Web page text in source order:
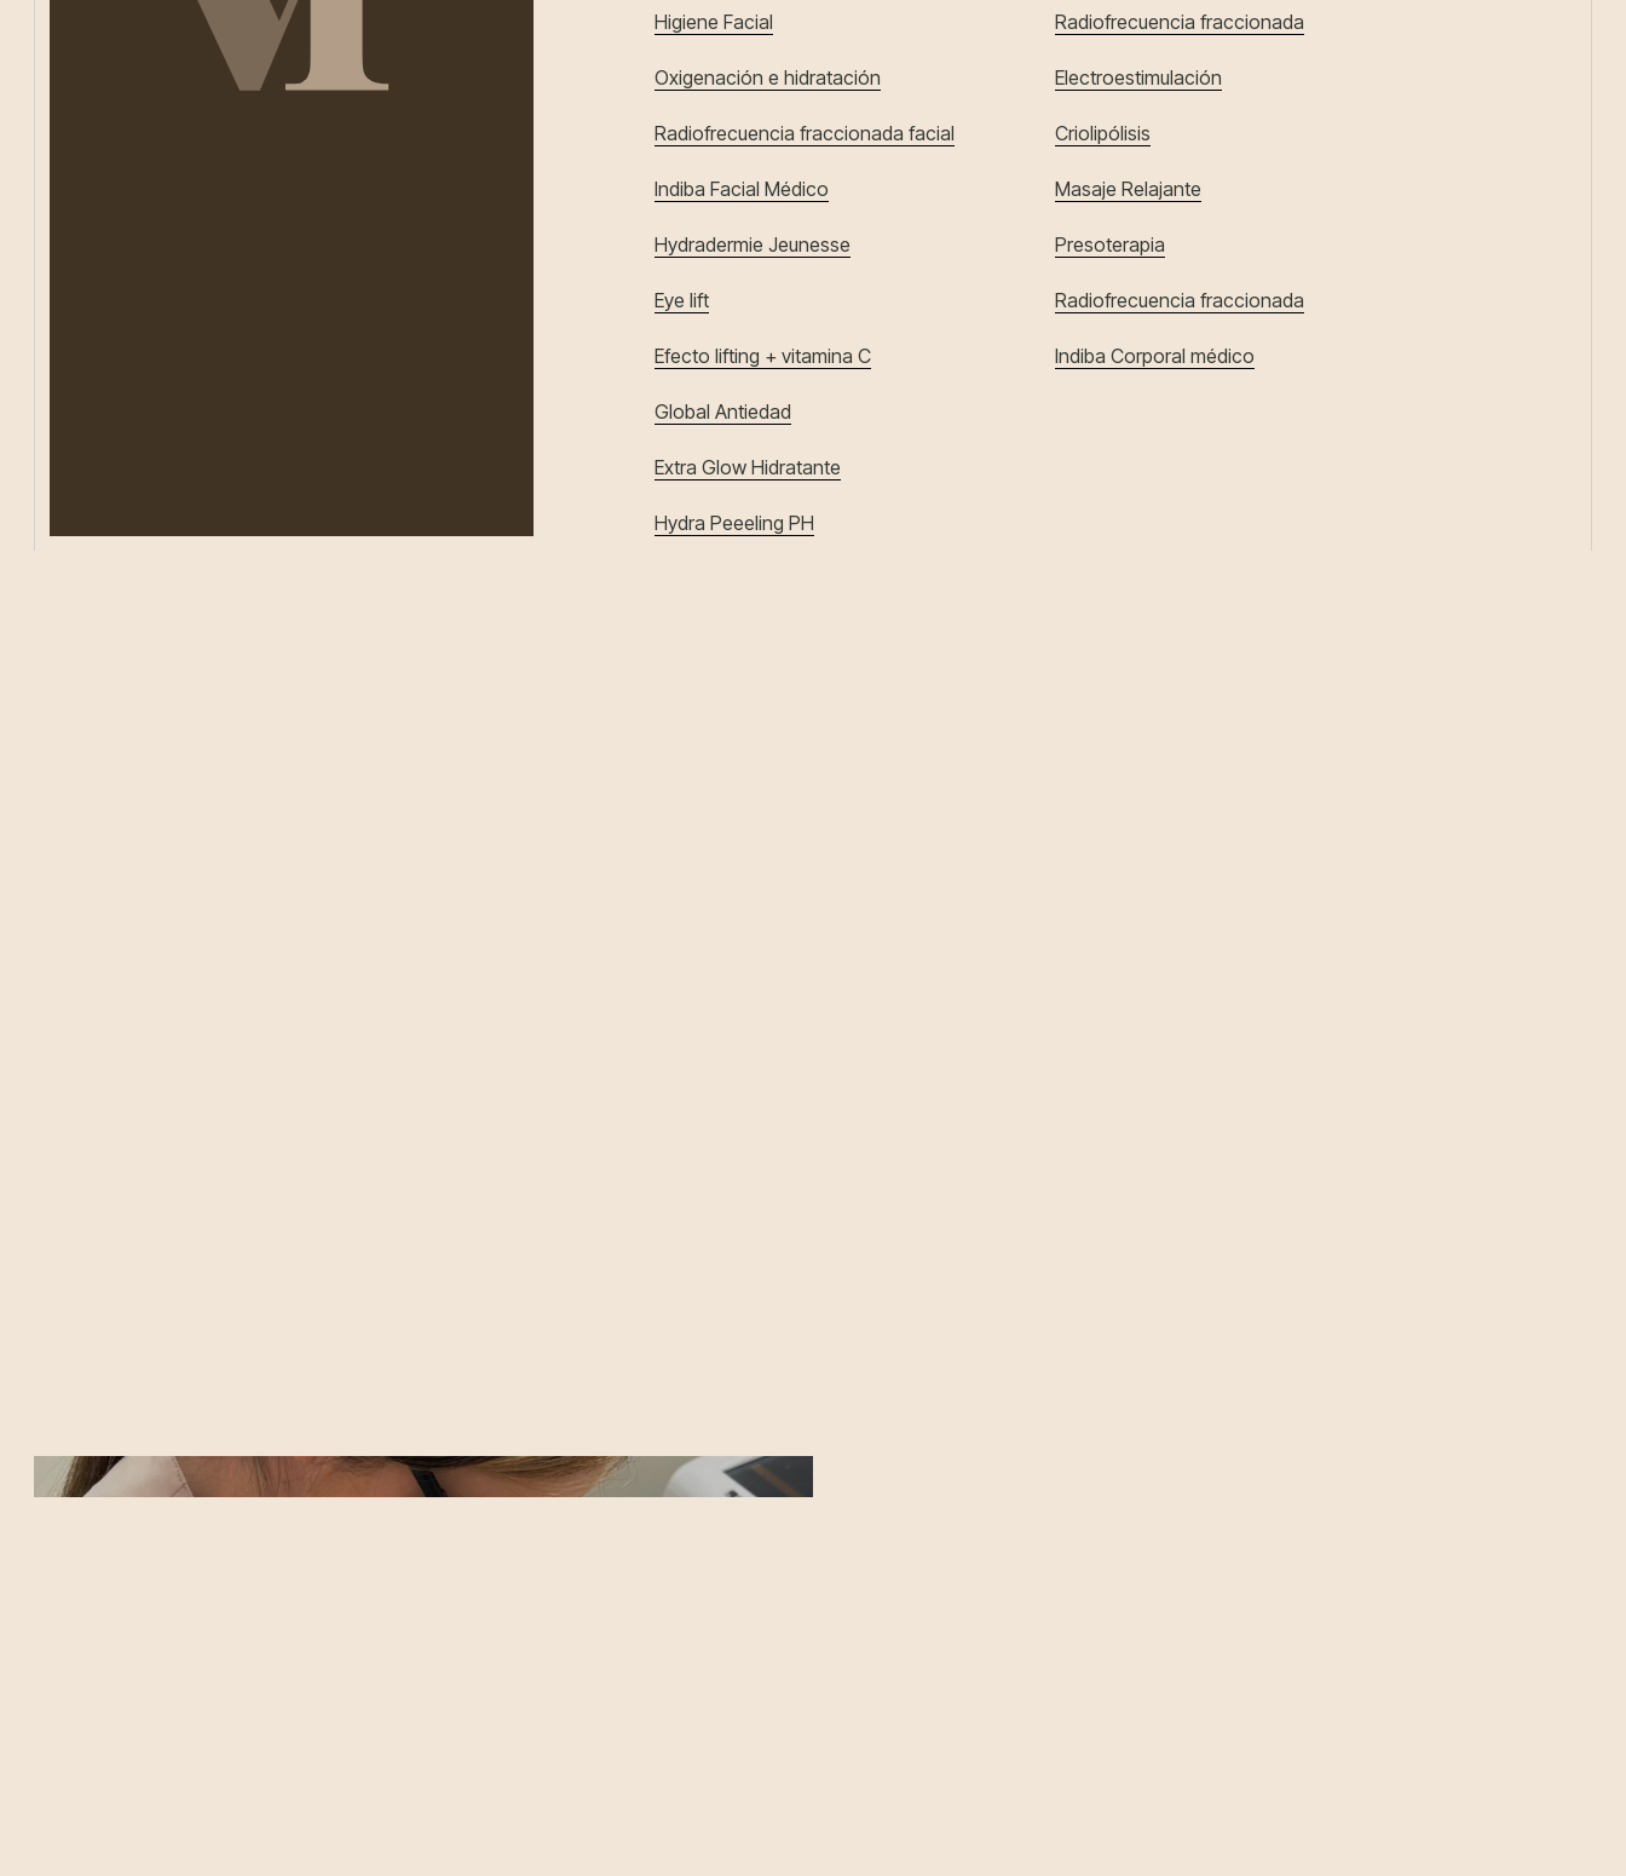
Higiene Facial
Oxigenación e hidratación
Radiofrecuencia fraccionada facial
Indiba Facial Médico
Hydradermie Jeunesse
Eye lift
Efecto lifting + vitamina C
Global Antiedad
Extra Glow Hidratante
Hydra Peeeling PH
Radiofrecuencia fraccionada
Electroestimulación
Criolipólisis
Masaje Relajante
Presoterapia
Radiofrecuencia fraccionada
Indiba Corporal médico